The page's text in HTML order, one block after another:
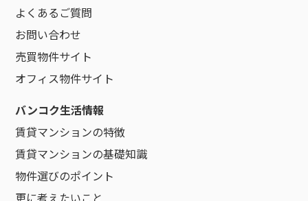
よくあるご質問
お問い合わせ
売買物件サイト
オフィス物件サイト
バンコク生活情報
賃貸マンションの特徴
賃貸マンションの基礎知識
物件選びのポイント
更に考えたいこと